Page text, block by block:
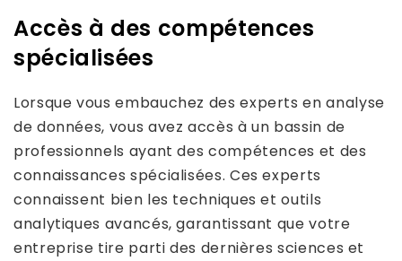
Accès à des compétences
spécialisées
Lorsque vous embauchez des experts en analyse
de données, vous avez accès à un bassin de
professionnels ayant des compétences et des
connaissances spécialisées. Ces experts
connaissent bien les techniques et outils
analytiques avancés, garantissant que votre
entreprise tire parti des dernières sciences et